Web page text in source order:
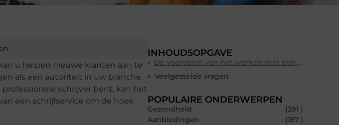
u helpen nieuwe klanten aan te
als een autoriteit in uw branche.
schrijver bent, kan het
een schrijfservice om de hoek
INHOUDSOPGAVE
De voordelen van het werken met een schrijfservice
Veelgestelde vragen
POPULAIRE ONDERWERPEN
Gezondheid
(291 )
Aanbiedingen
(187 )